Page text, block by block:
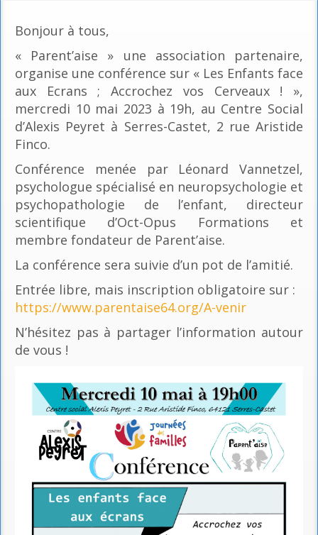
Bonjour à tous,
« Parent’aise » une association partenaire,
organise une conférence sur « Les Enfants face
aux Ecrans ; Accrochez vos Cerveaux ! »,
mercredi 10 mai 2023 à 19h, au Centre Social
d’Alexis Peyret à Serres-Castet, 2 rue Aristide
Finco.
Conférence menée par Léonard Vannetzel,
psychologue spécialisé en neuropsychologie et
psychopathologie de l’enfant, directeur
scientifique d’Oct-Opus Formations et
membre fondateur de Parent’aise.
La conférence sera suivie d’un pot de l’amitié.
Entrée libre, mais inscription obligatoire sur :
https://www.parentaise64.org/A-venir
N’hésitez pas à partager l’information autour
de vous !